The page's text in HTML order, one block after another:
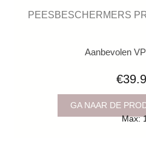
PEESBESCHERMERS
Aanbevolen
GA NAAR DE
Max: